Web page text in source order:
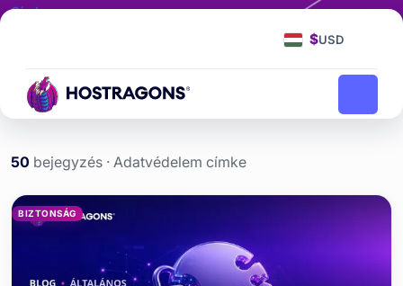
$USD
Címke
Kezdőlap blog Adatvédelem
50 bejegyzés · Adatvédelem címke
Adatvédelem etiketi
BIZTONSÁG